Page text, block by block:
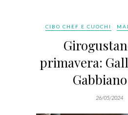
CIBO CHEF E CUOCHI
primavera:
26/05/2024